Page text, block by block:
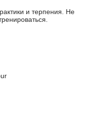
и терпения. Не